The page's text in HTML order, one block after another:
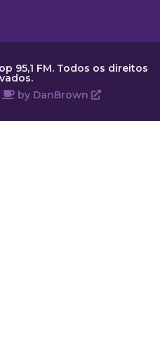
95,1 FM. Todos os direitos
by DanBrown